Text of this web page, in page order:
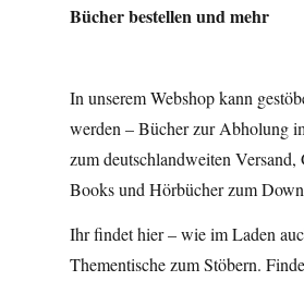
Bücher bestellen und mehr
In unserem Webshop kann
werden – Bücher zur Abholung
zum deutschlandweiten Versand,
Books und Hörbücher zum
Ihr findet hier – wie im Laden
Thementische zum Stöbern.